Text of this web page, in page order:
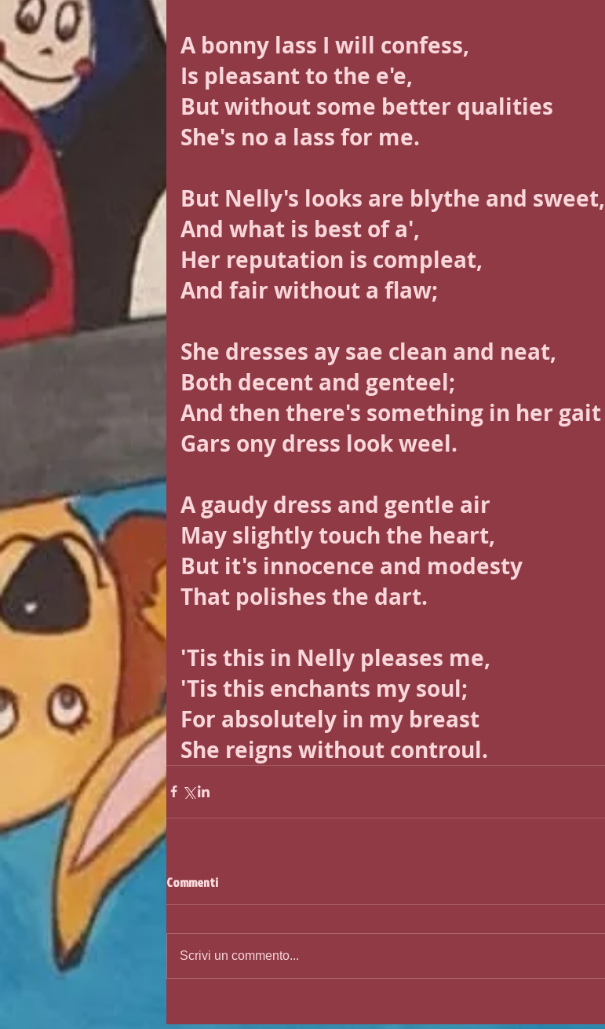
A bonny lass I will confess,
Is pleasant to the e'e,
But without some better qualities
She's no a lass for me.
But Nelly's looks are blythe and sweet,
And what is best of a',
Her reputation is compleat,
And fair without a flaw;
She dresses ay sae clean and neat,
Both decent and genteel;
And then there's something in her gait
Gars ony dress look weel.
A gaudy dress and gentle air
May slightly touch the heart,
But it's innocence and modesty
That polishes the dart.
'Tis this in Nelly pleases me,
'Tis this enchants my soul;
For absolutely in my breast
She reigns without controul.
Commenti
Scrivi un commento...